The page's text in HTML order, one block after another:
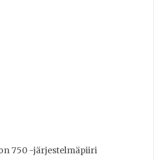
750 -järjestelmäpiiri